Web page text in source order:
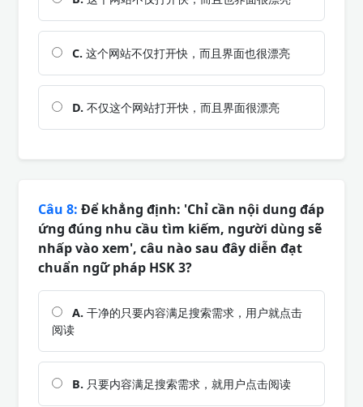
C. 这个网站不仅打开快，而且界面也很漂亮
D. 不仅这个网站打开快，而且界面很漂亮
Câu 8: Để khẳng định: 'Chỉ cần nội dung đáp
ứng đúng nhu cầu tìm kiếm, người dùng sẽ
nhấp vào xem', câu nào sau đây diễn đạt
chuẩn ngữ pháp HSK 3?
A. 干净的只要内容满足搜索需求，用户就点击
阅读
B. 只要内容满足搜索需求，就用户点击阅读